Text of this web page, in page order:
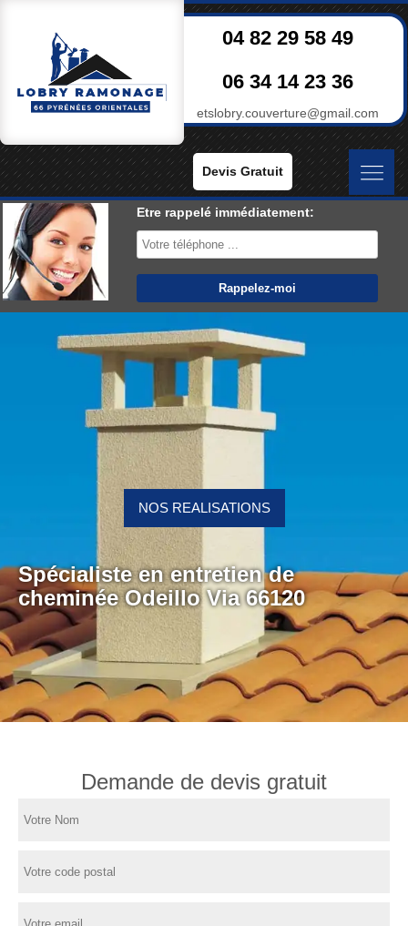
04 82 29 58 49
06 34 14 23 36
etslobry.couverture@gmail.com
Devis Gratuit
Etre rappelé immédiatement:
Spécialiste en entretien de
cheminée Odeillo Via 66120
NOS REALISATIONS
Demande de devis gratuit